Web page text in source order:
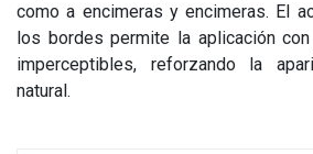
como a encimeras y encimeras. El
los bordes permite la aplicación
imperceptibles, reforzando la
natural.